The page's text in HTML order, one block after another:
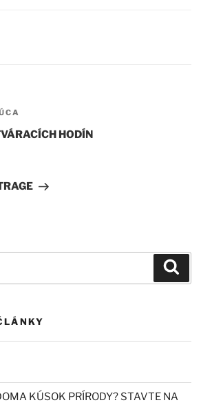
HODÍN
KÚSOK PRÍRODY? STAVTE NA